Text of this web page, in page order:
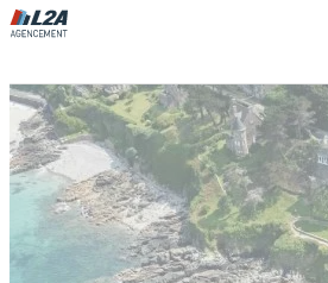
Cookies management panel